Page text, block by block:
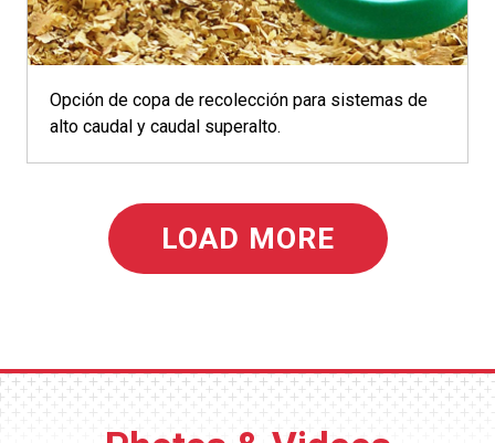
Opción de copa de recolección para sistemas de
alto caudal y caudal superalto.
LOAD MORE